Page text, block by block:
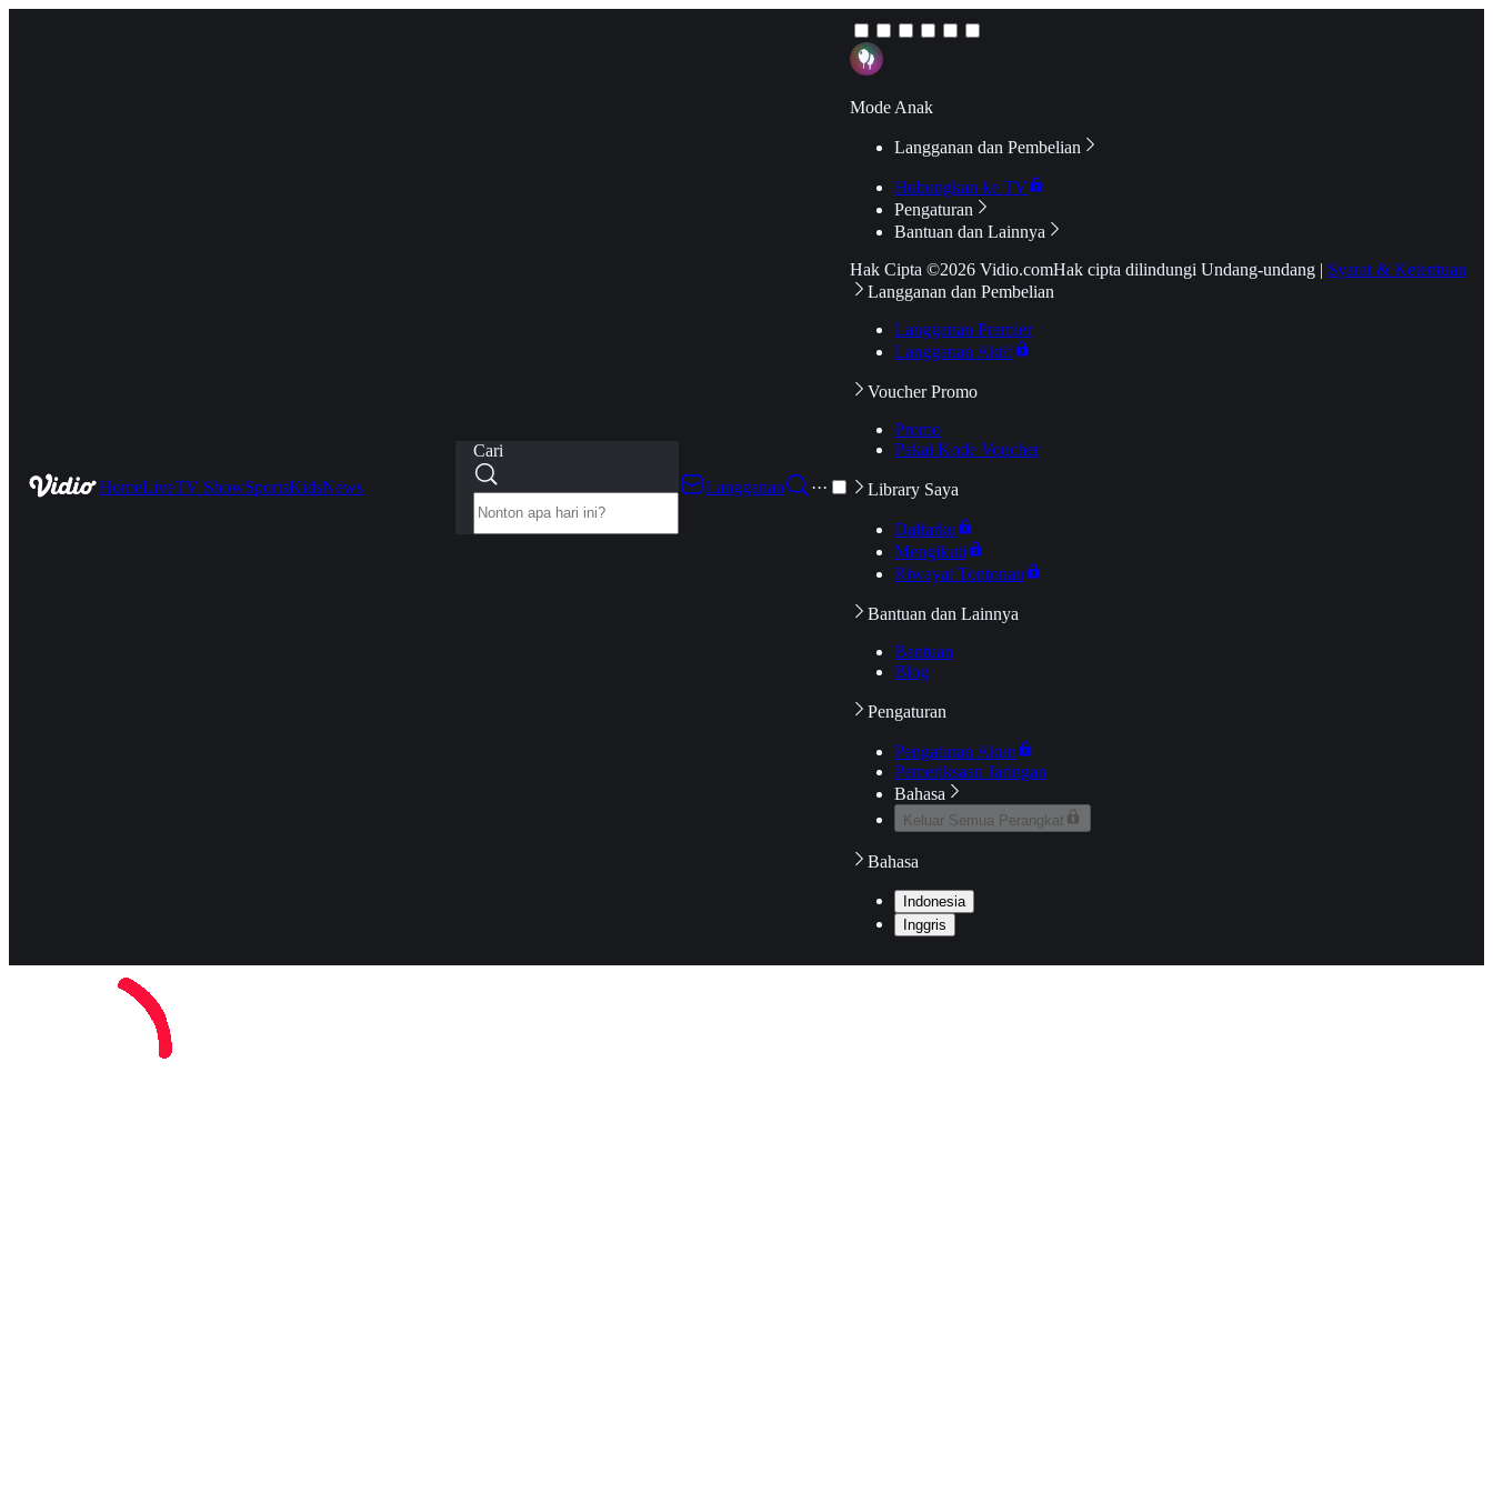
HomeLiveTV ShowSportsKidsNews
Cari
Langganan
···
Mode Anak
Langganan dan Pembelian
Hubungkan ke TV
Pengaturan
Bantuan dan Lainnya
Hak Cipta ©2026 Vidio.comHak cipta dilindungi Undang-undang | Syarat & Ketentuan
Langganan dan Pembelian
Langganan Premier
Langganan Aktif
Voucher Promo
Promo
Pakai Kode Voucher
Library Saya
Daftarku
Mengikuti
Riwayat Tontonan
Bantuan dan Lainnya
Bantuan
Blog
Pengaturan
Pengaturan Akun
Pemeriksaan Jaringan
Bahasa
Keluar Semua Perangkat
Bahasa
Indonesia
Inggris